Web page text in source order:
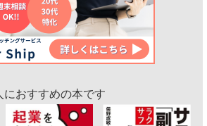
におすすめの本です